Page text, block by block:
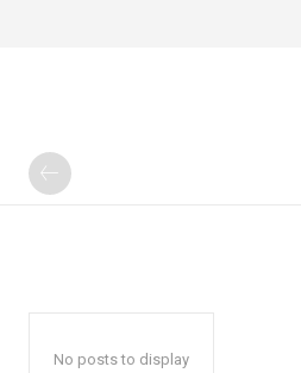
No posts to display